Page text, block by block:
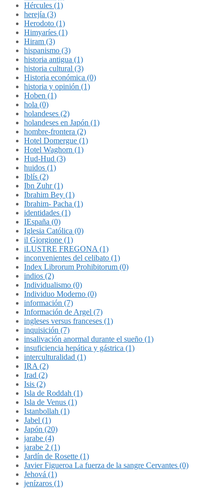
Hércules (1)
herejía (3)
Herodoto (1)
Himyaríes (1)
Hiram (3)
hispanismo (3)
historia antigua (1)
historia cultural (3)
Historia económica (0)
historia y opinión (1)
Hoben (1)
hola (0)
holandeses (2)
holandeses en Japón (1)
hombre-frontera (2)
Hotel Domergue (1)
Hotel Waghorn (1)
Hud-Hud (3)
huidos (1)
Iblís (2)
Ibn Zuhr (1)
Ibrahim Bey (1)
Ibrahim- Pacha (1)
identidades (1)
IEspaña (0)
Iglesia Católica (0)
il Giorgione (1)
iLUSTRE FREGONA (1)
inconvenientes del celibato (1)
Index Librorum Prohibitorum (0)
indios (2)
Individualismo (0)
Individuo Moderno (0)
información (7)
Información de Argel (7)
ingleses versus franceses (1)
inquisición (7)
insalivación anormal durante el sueño (1)
insuficiencia hepática y gástrica (1)
interculturalidad (1)
IRA (2)
Irad (2)
Isis (2)
Isla de Roddah (1)
Isla de Venus (1)
Istanbollah (1)
Jabel (1)
Japón (20)
jarabe (4)
jarabe 2 (1)
Jardín de Rosette (1)
Javier Figueroa La fuerza de la sangre Cervantes (0)
Jehová (1)
jenízaros (1)